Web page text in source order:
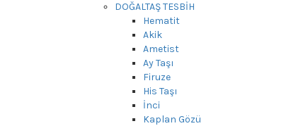
DOĞALTAŞ TESBİH
Hematit
Akik
Ametist
Ay Taşı
Firuze
His Taşı
İnci
Kaplan Gözü